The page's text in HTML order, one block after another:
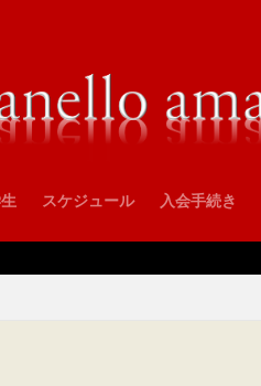
スケジュール 入会手続き